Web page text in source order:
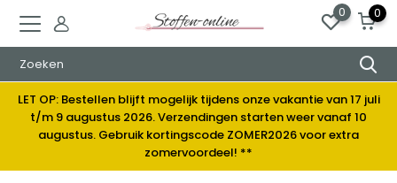
0 0
LET OP: Bestellen blijft mogelijk tijdens onze vakantie van 17 juli
t/m 9 augustus 2026. Verzendingen starten weer vanaf 10
augustus. Gebruik kortingscode ZOMER2026 voor extra
zomervoordeel! **